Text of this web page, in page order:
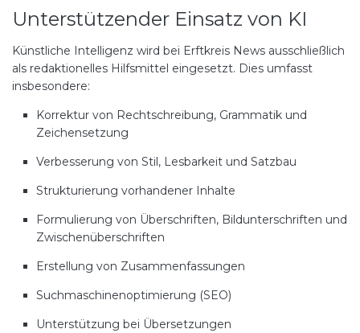
Unterstützender Einsatz von KI
Künstliche Intelligenz wird bei Erftkreis News ausschließlich
als redaktionelles Hilfsmittel eingesetzt. Dies umfasst
insbesondere:
Korrektur von Rechtschreibung, Grammatik und
Zeichensetzung
Verbesserung von Stil, Lesbarkeit und Satzbau
Strukturierung vorhandener Inhalte
Formulierung von Überschriften, Bildunterschriften und
Zwischenüberschriften
Erstellung von Zusammenfassungen
Suchmaschinenoptimierung (SEO)
Unterstützung bei Übersetzungen